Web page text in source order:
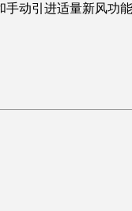
引进适量新风功